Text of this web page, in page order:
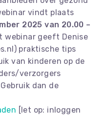
vindt plaats
2025 van 20.00 –
webinar geeft Denise
praktische tips
van kinderen op de
verzorgers
dan de
[let op: inloggen